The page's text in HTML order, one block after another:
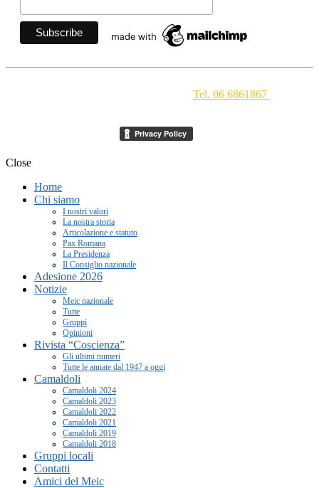
Tel. 06 6861867
Close
Home
Chi siamo
I nostri valori
La nostra storia
Articolazione e statuto
Pax Romana
La Presidenza
Il Consiglio nazionale
Adesione 2026
Notizie
Meic nazionale
Tutte
Gruppi
Opinioni
Rivista “Coscienza”
Gli ultimi numeri
Tutte le annate dal 1947 a oggi
Camaldoli
Camaldoli 2024
Camaldoli 2023
Camaldoli 2022
Camaldoli 2021
Camaldoli 2019
Camaldoli 2018
Gruppi locali
Contatti
Amici del Meic